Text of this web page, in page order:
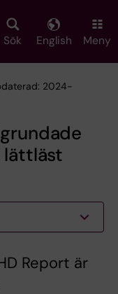
Sök English Meny
2024-
lättläst
Report är